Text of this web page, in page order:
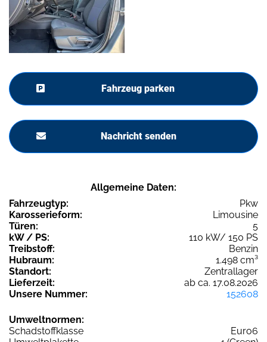
Fahrzeug parken
Nachricht senden
Allgemeine Daten:
Fahrzeugtyp:
Pkw
Karosserieform:
Limousine
Türen:
5
kW / PS:
110 kW/ 150 PS
Treibstoff:
Benzin
Hubraum:
1.498 cm³
Standort:
Zentrallager
Lieferzeit:
ab ca. 17.08.2026
Unsere Nummer:
152608
Umweltnormen:
Schadstoffklasse
Euro6